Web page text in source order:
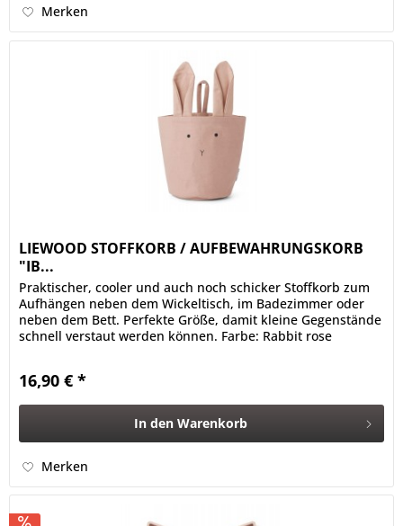
Merken
LIEWOOD STOFFKORB / AUFBEWAHRUNGSKORB
"IB...
Praktischer, cooler und auch noch schicker Stoffkorb zum
Aufhängen neben dem Wickeltisch, im Badezimmer oder
neben dem Bett. Perfekte Größe, damit kleine Gegenstände
schnell verstaut werden können. Farbe: Rabbit rose
16,90 € *
In den Warenkorb
Merken